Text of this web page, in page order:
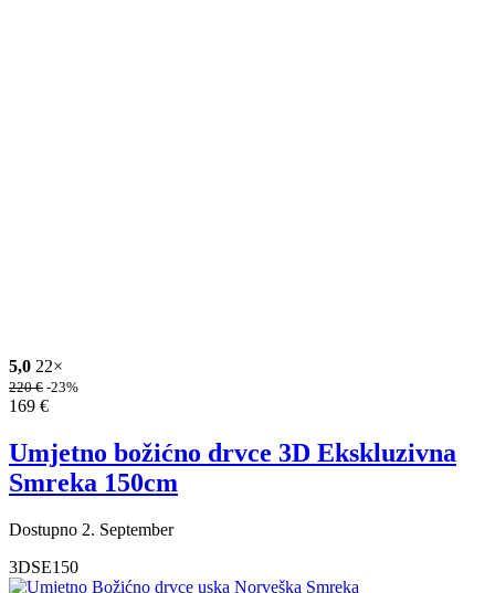
5,0 22×
220€ -23%
169 €
Umjetno božićno drvce 3D Ekskluzivna
Smreka 150cm
Dostupno 2. September
3DSE150